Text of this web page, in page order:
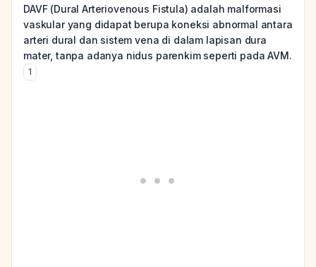
DAVF (Dural Arteriovenous Fistula) adalah malformasi
vaskular yang didapat berupa koneksi abnormal antara
arteri dural dan sistem vena di dalam lapisan dura
mater, tanpa adanya nidus parenkim seperti pada AVM.
1